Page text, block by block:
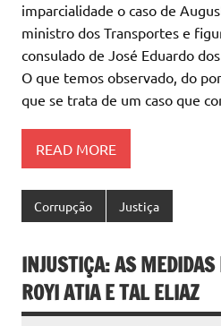
imparcialidade o caso de
ministro dos Transportes e
consulado de José Eduardo
O que temos observado, do
que se trata de um caso que
READ MORE
Corrupção Justiça
INJUSTIÇA: AS MEDIDAS
ROYI ATIA E TAL ELIAZ